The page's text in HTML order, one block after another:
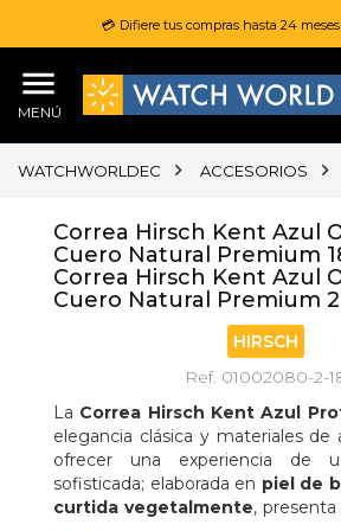
💳 Difiere tus compras hasta 24
MENÚ
WATCHWORLDEC ACCESORIOS
Correa Hirsch Kent Azul
Cuero Natural Premium
Correa Hirsch Kent Azul
Cuero Natural Premium
HIRSCH
Ref. 01002080-2-
La Correa Hirsch Kent Azul
elegancia clásica y materiales de
ofrecer una experiencia de
sofisticada; elaborada en piel de
curtida vegetalmente,